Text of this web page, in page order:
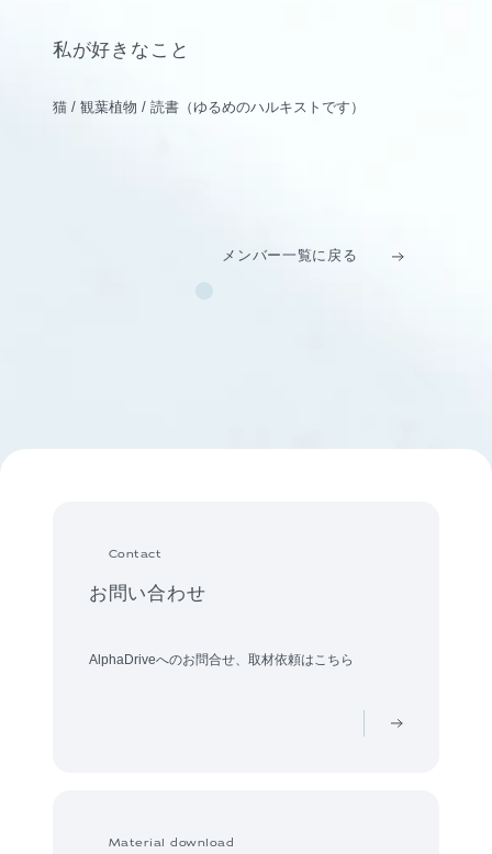
私が好きなこと
猫 / 観葉植物 / 読書（ゆるめのハルキストです）
メンバー一覧に戻る
Contact
お問い合わせ
AlphaDriveへのお問合せ、取材依頼はこちら
Material download